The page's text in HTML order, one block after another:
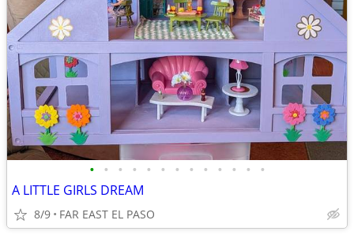
• • • • • • • • • • • • •
A LITTLE GIRLS DREAM
8/9 FAR EAST EL PASO